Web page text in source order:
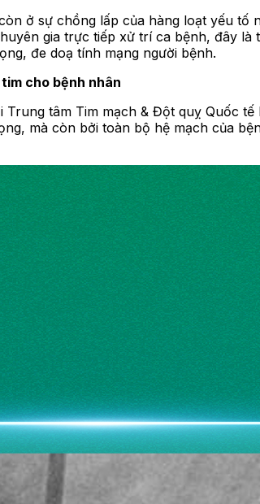
ở sự chồng lấp của hàng loạt yếu
gia trực tiếp xử trí ca bệnh, đây
đe doạ tính mạng người bệnh.
cho bệnh nhân
tâm Tim mạch & Đột quỵ Quốc
mà còn bởi toàn bộ hệ mạch của